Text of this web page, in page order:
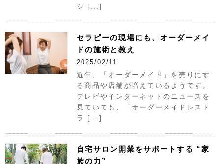
シ [...]
セラピーの現場にも、オーダーメイ
ドの施術と教え
2025/02/11
近年、「オーダーメイド」を売りにす
る商品や店舗が増えているようです。
テレビやインターネットのニュースを
見ていても、「オーダーメイドレスト
ラ [...]
自宅サロン開業をサポートする “家
族の力”